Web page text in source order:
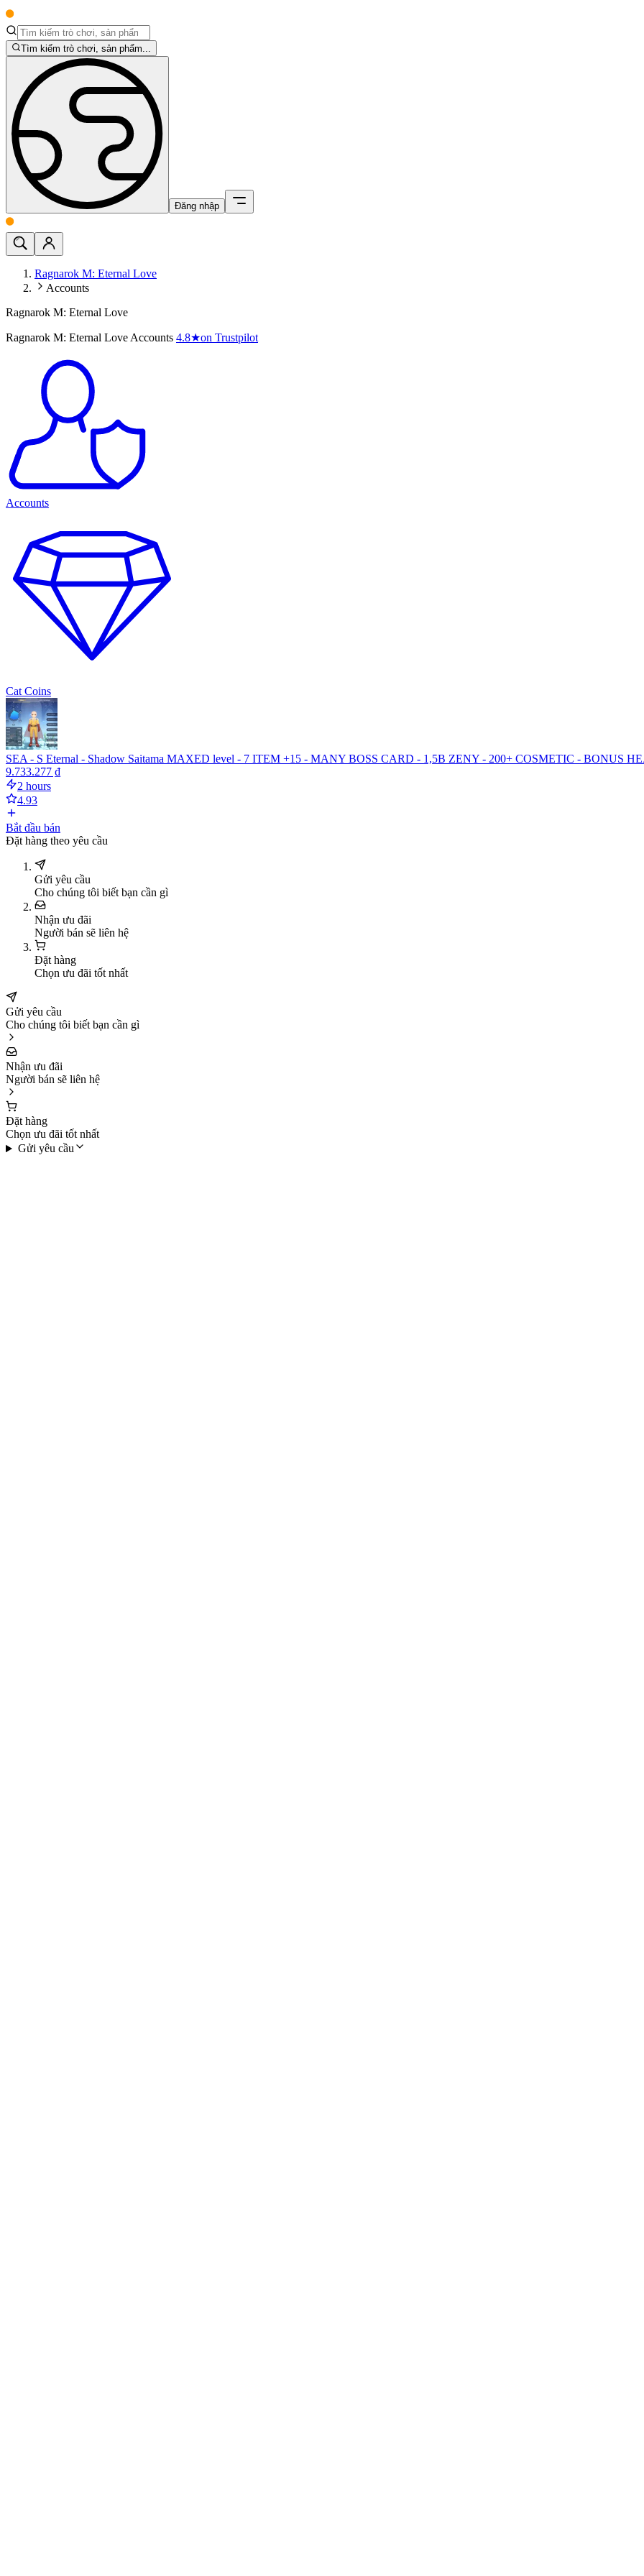
Tìm kiếm trò chơi, sản phẩm...
Đăng nhập
Ragnarok M: Eternal Love
Accounts
Ragnarok M: Eternal Love
Ragnarok M: Eternal Love Accounts 4.8★on Trustpilot
Accounts
Cat Coins
SEA - S Eternal - Shadow Saitama MAXED level - 7 ITEM +15 - MANY BOSS CARD - 1,5B ZENY - 200+ COSMETIC - BONUS
9.733.277 ₫
2 hours
4.93
Bắt đầu bán
Đặt hàng theo yêu cầu
Gửi yêu cầu
Cho chúng tôi biết bạn cần gì
Nhận ưu đãi
Người bán sẽ liên hệ
Đặt hàng
Chọn ưu đãi tốt nhất
Gửi yêu cầu
Cho chúng tôi biết bạn cần gì
Nhận ưu đãi
Người bán sẽ liên hệ
Đặt hàng
Chọn ưu đãi tốt nhất
Gửi yêu cầu